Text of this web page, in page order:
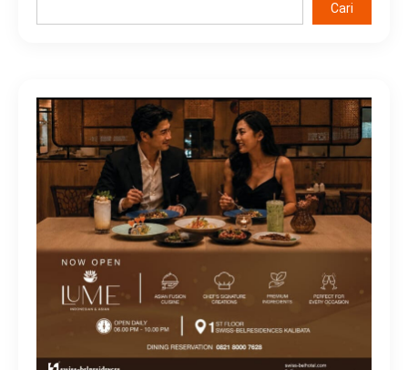
Cari